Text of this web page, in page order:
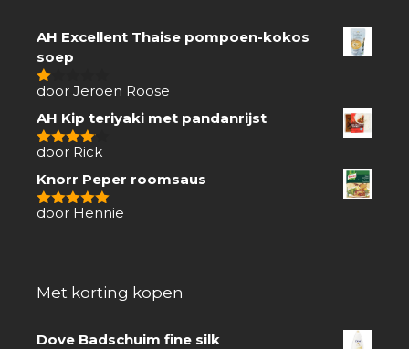
AH Excellent Thaise pompoen-kokos
soep
1
5
door Jeroen Roose
AH Kip teriyaki met pandanrijst
4van 5
door Rick
Knorr Peper roomsaus
5van 5
door Hennie
Met korting kopen
Dove Badschuim fine silk